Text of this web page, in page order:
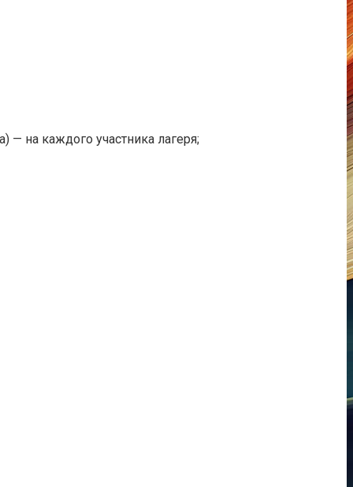
— на каждого участника лагеря;